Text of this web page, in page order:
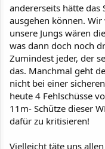
andererseits hätte das
ausgehen können.
unsere Jungs wären
was dann doch noch
Zumindest jeder, der
das. Manchmal geht
nicht bei einer
heute 4 Fehlschüsse
11m- Schütze dieser
dafür zu kritisieren!
Vielleicht täte uns